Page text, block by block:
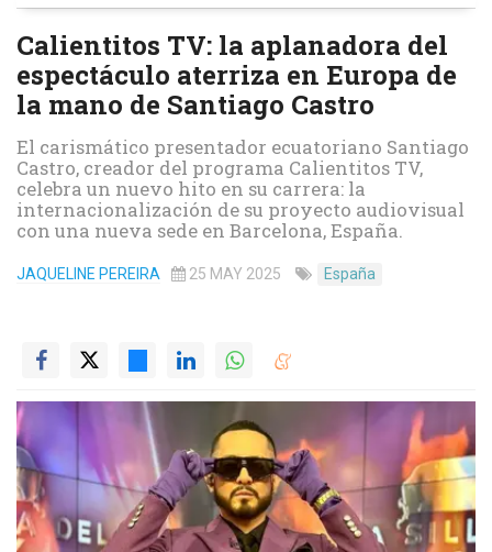
Calientitos TV: la aplanadora del
espectáculo aterriza en Europa de
la mano de Santiago Castro
El carismático presentador ecuatoriano Santiago
Castro, creador del programa Calientitos TV,
celebra un nuevo hito en su carrera: la
internacionalización de su proyecto audiovisual
con una nueva sede en Barcelona, España.
JAQUELINE PEREIRA 25 MAY 2025 España